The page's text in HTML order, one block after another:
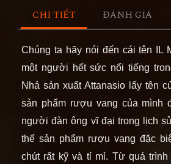
CHI TIẾT ĐÁNH GIÁ
Chúng ta hãy nói đến cái tên IL
một người hết sức nổi tiếng
Nhả sản xuất Attanasio lấy tên
sản phẩm rượu vang của mình
người đàn ông vĩ đại trong lịch
thế sản phẩm rượu vang đặc
chút rất kỹ và tỉ mỉ. Từ quá